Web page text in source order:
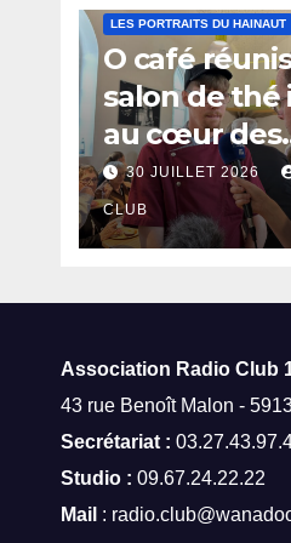
LES PORTRAITS DU HAINAUT
O café
salon de thé
au cœur des
thermes de
Amand-les-
30 JUILLET 2026
CLUB
Association Radio Club
43 rue Benoît Malon -
Secrétariat :
Studio : 09.67.24.22.22
Mail :